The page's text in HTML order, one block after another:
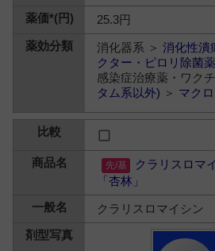
25.3円
消化器系 ＞消化性潰
クター・ピロリ除菌薬
感染症治療薬・ワク
タム系以外) ＞ マク
クラリスロマ
「杏林」
クラリスロマイシン